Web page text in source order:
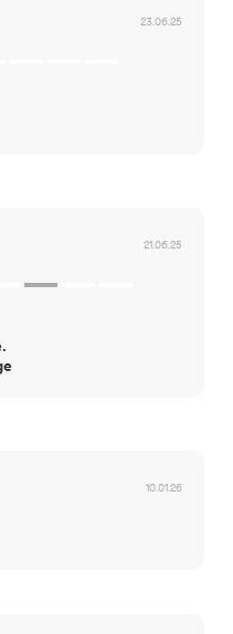
23.06.25
21.06.25
10.01.26